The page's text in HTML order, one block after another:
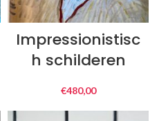
Impressionistisc
h schilderen
€480,00